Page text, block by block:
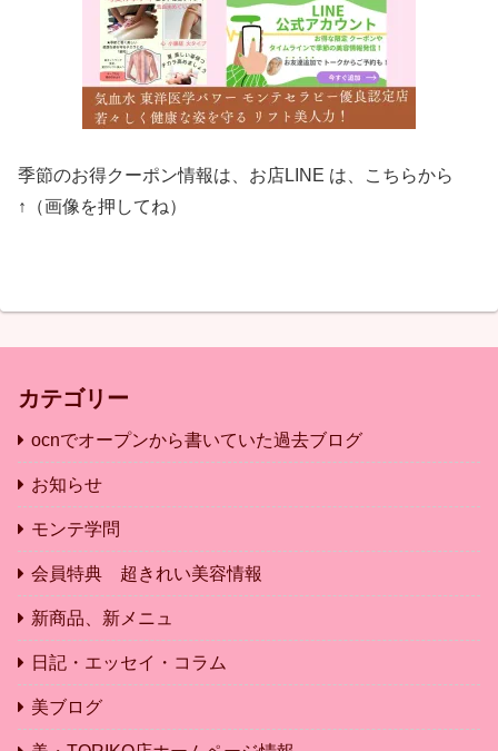
季節のお得クーポン情報は、お店LINE は、こちらから
↑（画像を押してね）
カテゴリー
ocnでオープンから書いていた過去ブログ
お知らせ
モンテ学問
会員特典 超きれい美容情報
新商品、新メニュ
日記・エッセイ・コラム
美ブログ